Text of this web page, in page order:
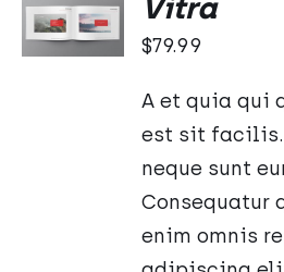
DO
KOSZYKA
/
Vitra
$79.99
A et quia qui
est sit facilis.
neque sunt
Consequatur
enim omnis